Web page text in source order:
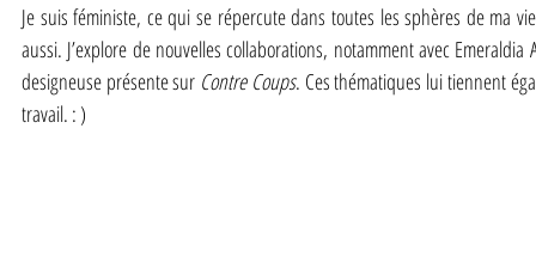
Je suis féministe, ce qui se répercute dans toutes les sphères de ma
aussi. J’explore de nouvelles collaborations, notamment avec Emeraldia
designeuse présente sur Contre Coups. Ces thématiques lui tiennent
travail. : )